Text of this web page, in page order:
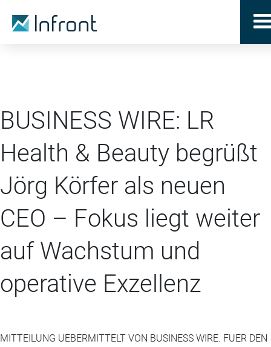
BUSINESS WIRE: LR
Health & Beauty begrüßt
Jörg Körfer als neuen
CEO – Fokus liegt weiter
auf Wachstum und
operative Exzellenz
MITTEILUNG UEBERMITTELT VON BUSINESS WIRE. FUER DEN